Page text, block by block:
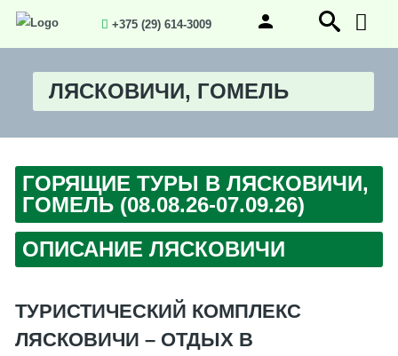
+375 (29) 614-3009
ЛЯСКОВИЧИ, ГОМЕЛЬ
ГОРЯЩИЕ ТУРЫ В ЛЯСКОВИЧИ,
ГОМЕЛЬ (08.08.26-07.09.26)
ОПИСАНИЕ ЛЯСКОВИЧИ
ТУРИСТИЧЕСКИЙ КОМПЛЕКС
ЛЯСКОВИЧИ – ОТДЫХ В